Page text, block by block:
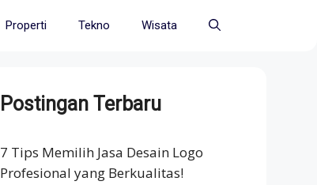
Properti Tekno Wisata
Postingan Terbaru
7 Tips Memilih Jasa Desain Logo
Profesional yang Berkualitas!